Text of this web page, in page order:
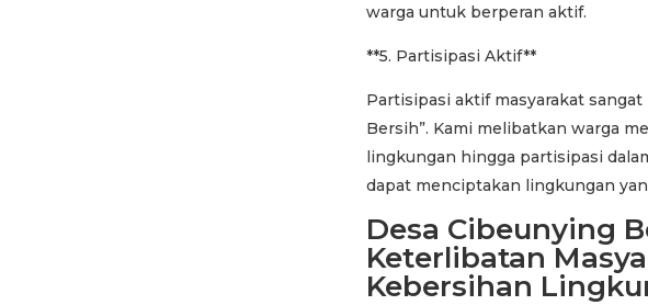
warga untuk berperan aktif.
**5. Partisipasi Aktif**
Partisipasi aktif masyarakat
Bersih”. Kami melibatkan warga
lingkungan hingga partisipasi
dapat menciptakan lingkungan
Desa Cibeunying
Keterlibatan
Kebersihan